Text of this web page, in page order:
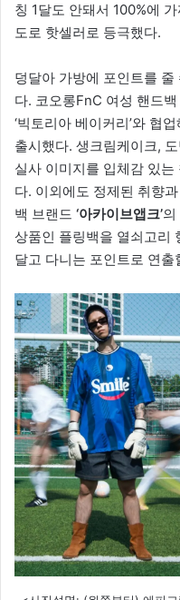
칭 1달도 안돼서 100%에
도로 핫셀러로 등극했다.
덩달아 가방에 포인트를
다. 코오롱FnC 여성 핸드
‘빅토리아 베이커리’와 협
출시했다. 생크림케이크,
실사 이미지를 입체감 있
다. 이외에도 정제된 취향
백 브랜드 ‘아카이브앱크’의
상품인 플링백을 열쇠고리
달고 다니는 포인트로 연출